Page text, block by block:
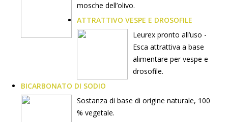
mosche dell’olivo.
ATTRATTIVO VESPE E DROSOFILE
Leurex pronto all’uso -
Esca attrattiva a base
alimentare per vespe e
drosofile.
BICARBONATO DI SODIO
Sostanza di base di origine naturale, 100
% vegetale.